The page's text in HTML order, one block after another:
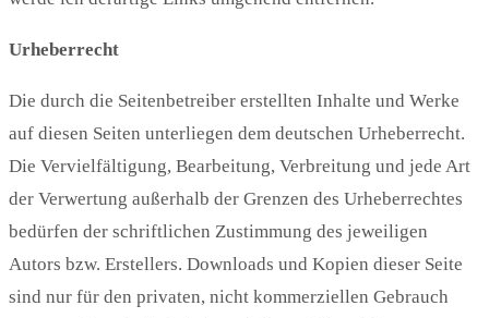
Urheberrecht
Die durch die Seitenbetreiber erstellten Inhalte und Werke
auf diesen Seiten unterliegen dem deutschen Urheberrecht.
Die Vervielfältigung, Bearbeitung, Verbreitung und jede Art
der Verwertung außerhalb der Grenzen des Urheberrechtes
bedürfen der schriftlichen Zustimmung des jeweiligen
Autors bzw. Erstellers. Downloads und Kopien dieser Seite
sind nur für den privaten, nicht kommerziellen Gebrauch